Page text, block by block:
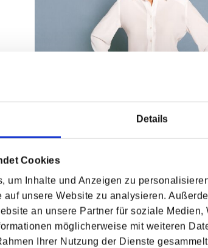
Details
Cookies
um Inhalte und Anzeigen zu
auf unsere Website zu analysieren.
an unsere Partner für soziale
möglicherweise mit weiteren
Ihrer Nutzung der Dienste
Dr. (IND) Areena